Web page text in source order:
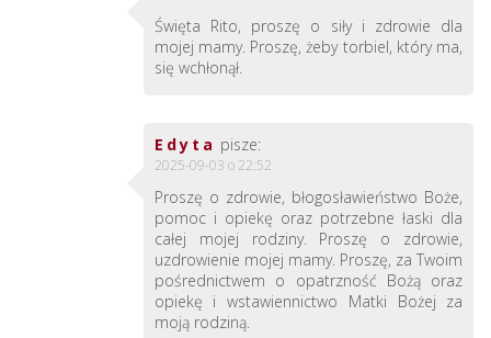
Święta Rito, proszę o siły i zdrowie dla
mojej mamy. Proszę, żeby torbiel, który ma,
się wchłonął.
Edyta pisze:
2025-09-03 o 22:52
Proszę o zdrowie, błogosławieństwo Boże,
pomoc i opiekę oraz potrzebne łaski dla
całej mojej rodziny. Proszę o zdrowie,
uzdrowienie mojej mamy. Proszę, za Twoim
pośrednictwem o opatrzność Bożą oraz
opiekę i wstawiennictwo Matki Bożej za
moją rodziną.